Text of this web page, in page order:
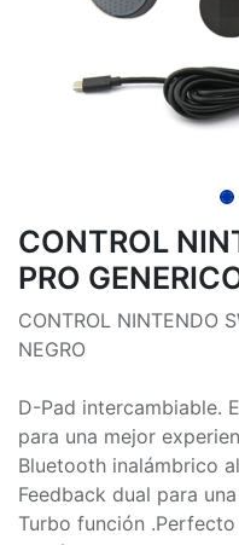
CONTROL
PRO
CONTROL NINTENDO
NEGRO
D-Pad intercambiable.
para una mejor
Bluetooth inalámbrico
Feedback dual para
Turbo función